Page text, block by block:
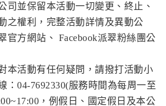
司並保留本活動一切變更、終止、
之權利，完整活動詳情及異動公
官方網站、 Facebook派翠粉絲團公
本活動有任何疑問，請撥打活動小
：04-7692330(服務時間為每周一至
，例假日、國定假日及本公